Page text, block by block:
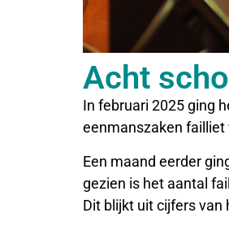
Acht
In februari 2025 ging
eenmanszaken failliet
Een maand eerder
gezien is het aantal
Dit blijkt uit cijfers van